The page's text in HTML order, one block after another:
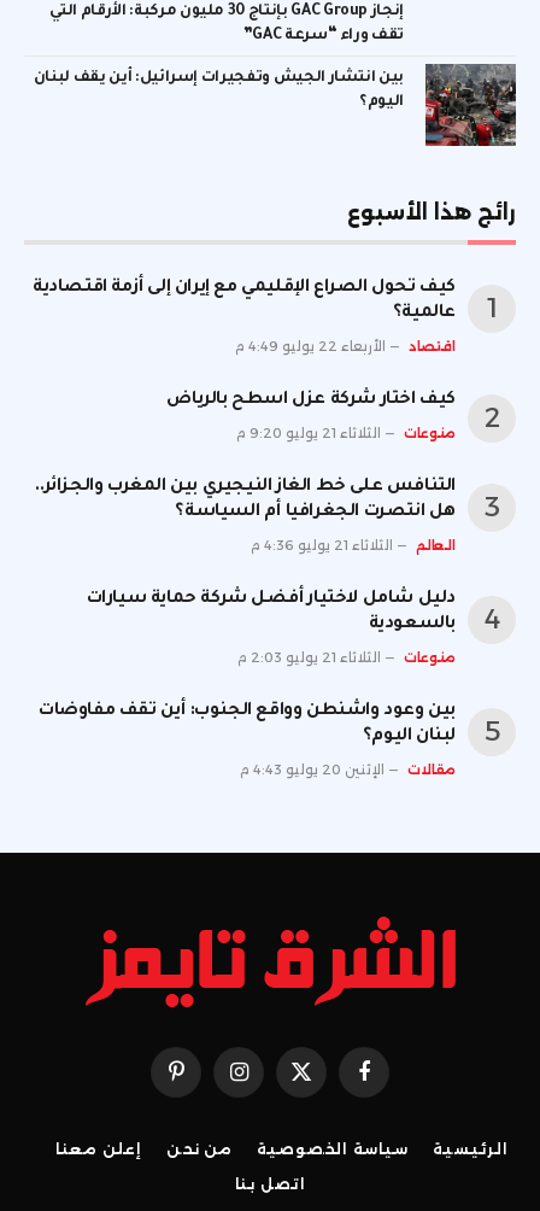
إنجاز GAC Group بإنتاج 30 مليون مركبة: الأرقام التي
تقف وراء “سرعة GAC”
بين انتشار الجيش وتفجيرات إسرائيل: أين يقف لبنان
اليوم؟
رائج هذا الأسبوع
كيف تحول الصراع الإقليمي مع إيران إلى أزمة اقتصادية
عالمية؟
اقتصاد الأربعاء 22 يوليو 4:49 م
كيف اختار شركة عزل اسطح بالرياض
منوعات الثلاثاء 21 يوليو 9:20 م
التنافس على خط الغاز النيجيري بين المغرب والجزائر..
هل انتصرت الجغرافيا أم السياسة؟
العالم الثلاثاء 21 يوليو 4:36 م
دليل شامل لاختيار أفضل شركة حماية سيارات
بالسعودية
منوعات الثلاثاء 21 يوليو 2:03 م
بين وعود واشنطن وواقع الجنوب: أين تقف مفاوضات
لبنان اليوم؟
مقالات الإثنين 20 يوليو 4:43 م
فيسبوك X
(Twitter)
الانستغرامبينتيريست
الرئيسية سياسة الخصوصية من نحن
إعلن معنا
اتصل بنا